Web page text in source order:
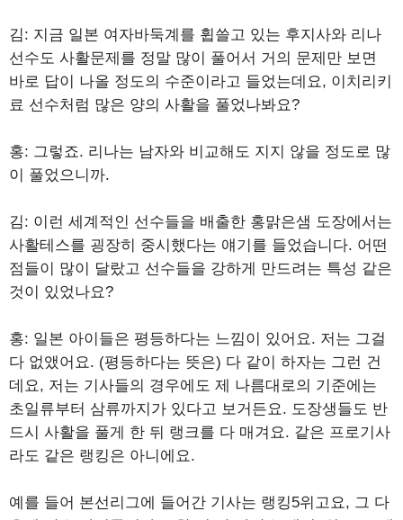
김: 지금 일본 여자바둑계를 휩쓸고 있는 후지사와 리나
선수도 사활문제를 정말 많이 풀어서 거의 문제만 보면
바로 답이 나올 정도의 수준이라고 들었는데요, 이치리키
료 선수처럼 많은 양의 사활을 풀었나봐요?
홍: 그렇죠. 리나는 남자와 비교해도 지지 않을 정도로 많
이 풀었으니까.
김: 이런 세계적인 선수들을 배출한 홍맑은샘 도장에서는
사활테스를 굉장히 중시했다는 얘기를 들었습니다. 어떤
점들이 많이 달랐고 선수들을 강하게 만드려는 특성 같은
것이 있었나요?
홍: 일본 아이들은 평등하다는 느낌이 있어요. 저는 그걸
다 없앴어요. (평등하다는 뜻은) 다 같이 하자는 그런 건
데요, 저는 기사들의 경우에도 제 나름대로의 기준에는
초일류부터 삼류까지가 있다고 보거든요. 도장생들도 반
드시 사활을 풀게 한 뒤 랭크를 다 매겨요. 같은 프로기사
라도 같은 랭킹은 아니에요.
예를 들어 본선리그에 들어간 기사는 랭킹5위고요, 그 다